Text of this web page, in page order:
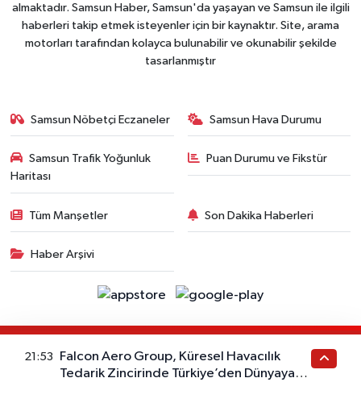
almaktadır. Samsun Haber, Samsun'da yaşayan ve Samsun ile ilgili
haberleri takip etmek isteyenler için bir kaynaktır. Site, arama
motorları tarafından kolayca bulunabilir ve okunabilir şekilde
tasarlanmıştır
Samsun Nöbetçi Eczaneler Samsun Hava Durumu
Samsun Trafik Yoğunluk
Haritası
Puan Durumu ve Fikstür
Tüm Manşetler Son Dakika Haberleri
Haber Arşivi
RSS
Copyright © 2006- 2025 . Tüm Hakları Saklıdır. Ajans
Politikalarına uyar.
21:53
Falcon Aero Group, Küresel Havacılık
Tedarik Zincirinde Türkiye’den Dünyaya